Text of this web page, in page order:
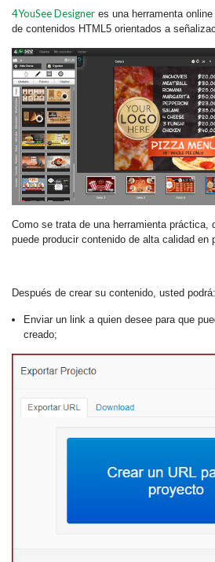
4YouSee Designer es una herramenta
de contenidos HTML5 orientados a
Como se trata de una herramienta práctica,
puede producir contenido de alta calidad en
Después de crear su contenido, usted podrá:
Enviar un link a quien desee para que
creado;